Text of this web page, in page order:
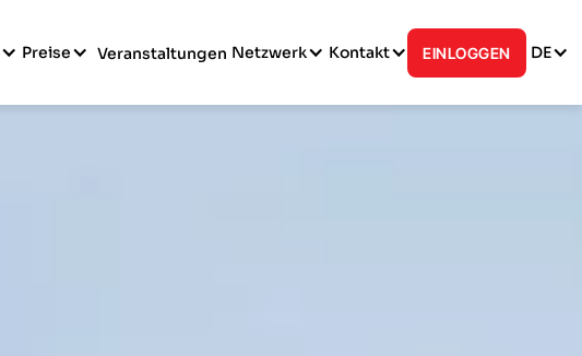
Preise Veranstaltungen Netzwerk Kontakt EINLOGGEN DE